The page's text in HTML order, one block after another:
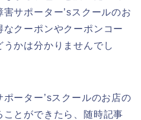
サポーター’sスクールのお
クーポンやクーポンコー
うかは分かりませんでし
ーター’sスクールのお店の
とができたら、随時記事